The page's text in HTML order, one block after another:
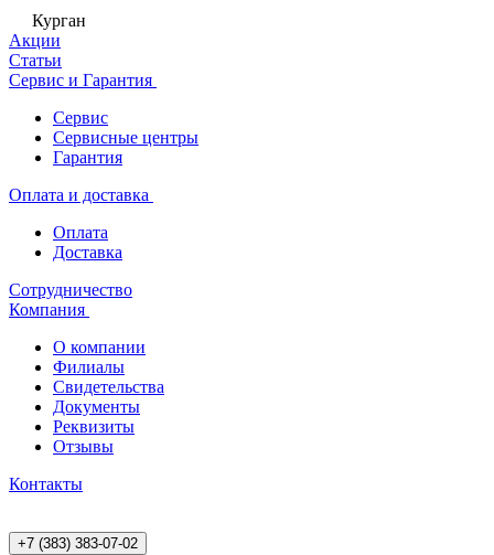
Курган
Акции
Статьи
Сервис и Гарантия
Сервис
Сервисные центры
Гарантия
Оплата и доставка
Оплата
Доставка
Сотрудничество
Компания
О компании
Филиалы
Свидетельства
Документы
Реквизиты
Отзывы
Контакты
+7 (383) 383-07-02